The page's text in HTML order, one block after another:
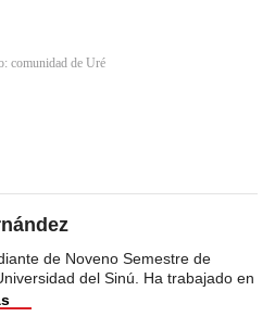
comunidad de Uré
de Noveno Semestre de
del Sinú. Ha trabajado en